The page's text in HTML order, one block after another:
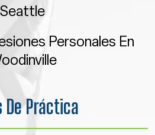
Seattle
Personales En
De Práctica